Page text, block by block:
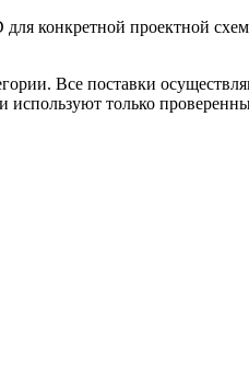
конкретной проектной
Все поставки
используют только